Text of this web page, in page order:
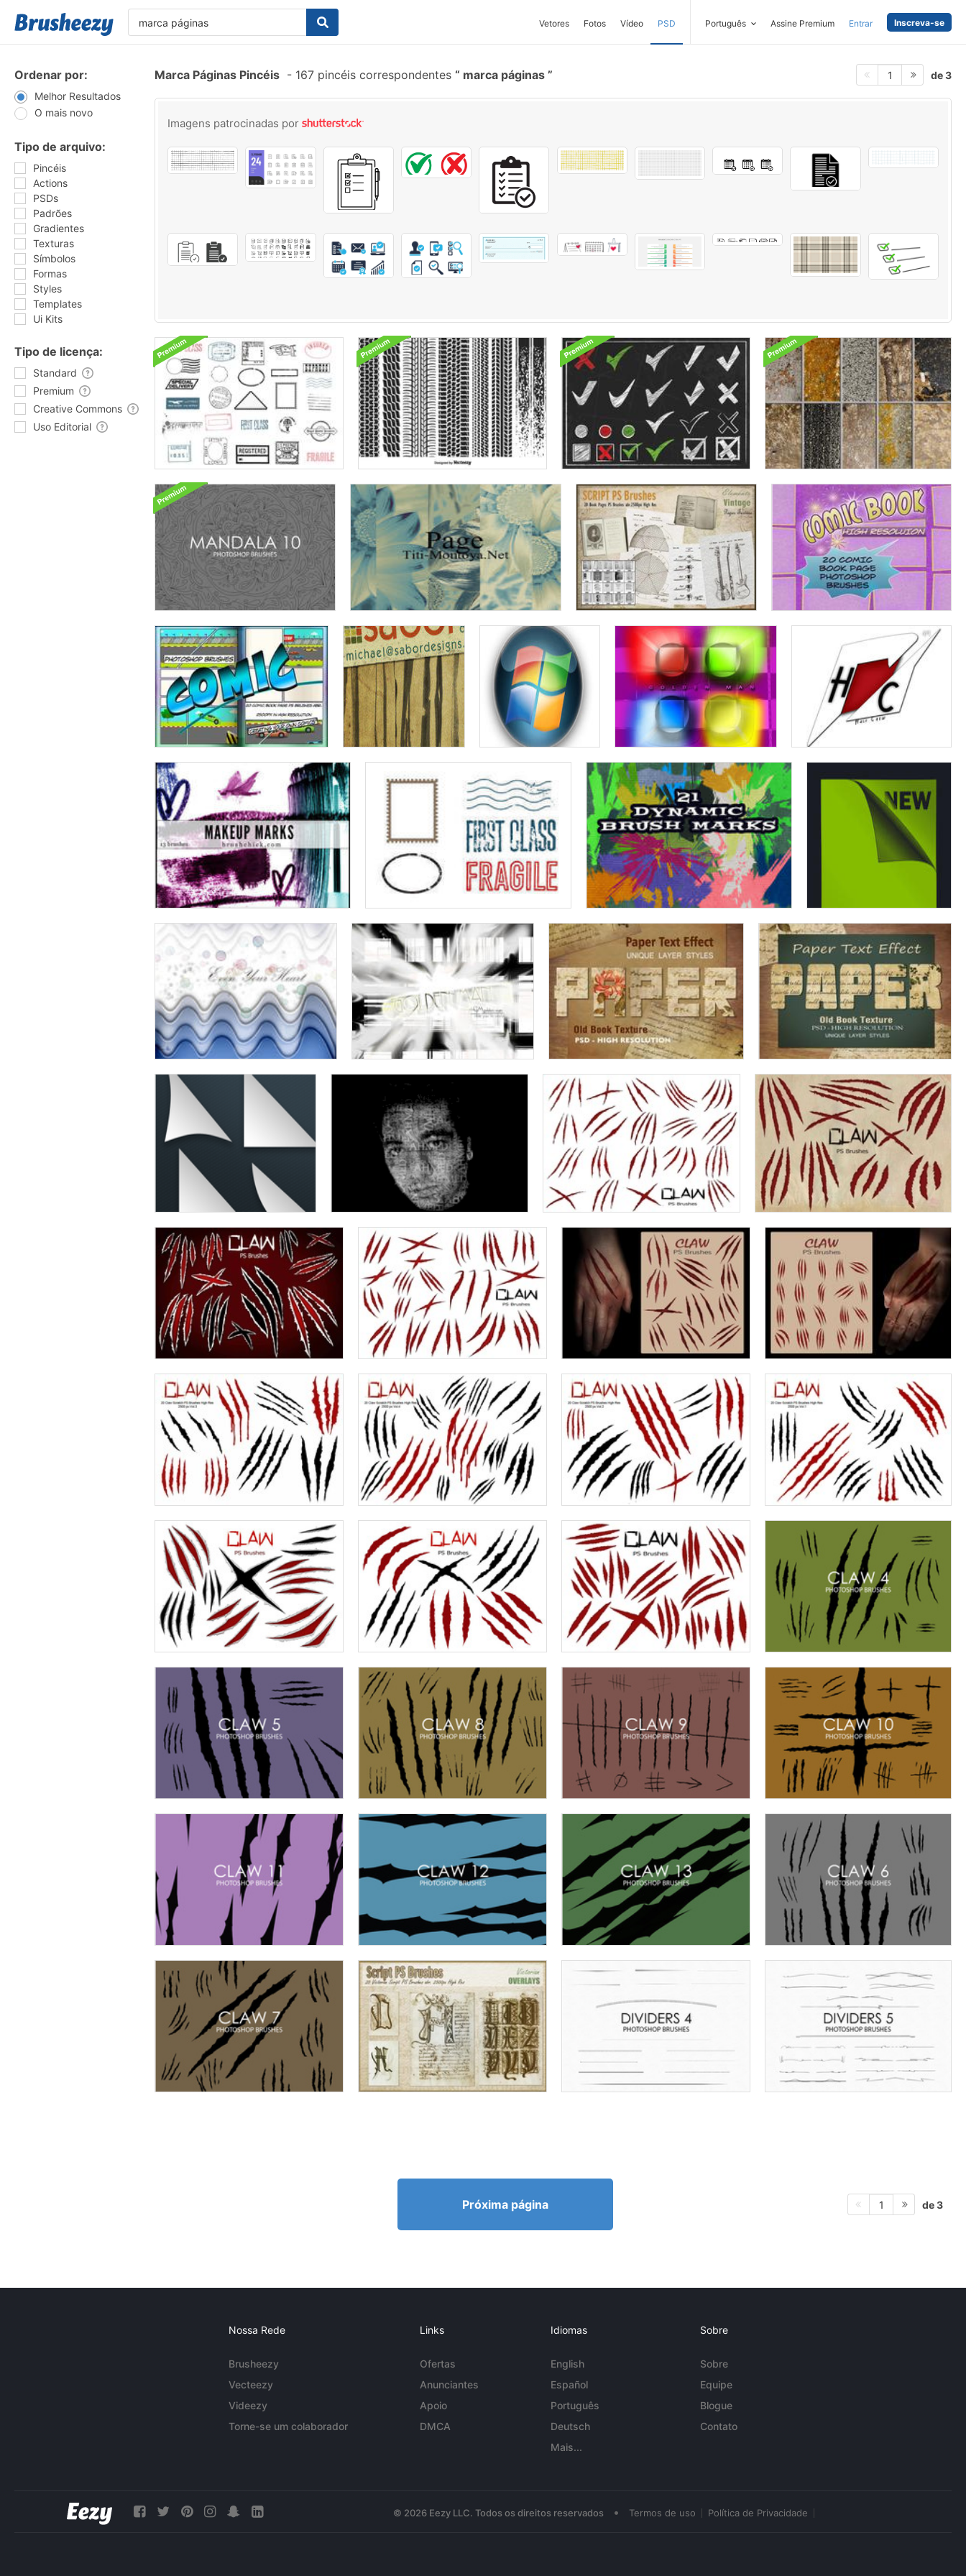
Vetores Fotos Vídeo PSD Português Assine Premium Entrar Inscreva-se
Ordenar por:
Melhor Resultados
O mais novo
Tipo de arquivo:
Pincéis
Actions
PSDs
Padrões
Gradientes
Texturas
Símbolos
Formas
Styles
Templates
Ui Kits
Tipo de licença:
Standard
Premium
Creative Commons
Uso Editorial
Marca Páginas Pincéis - 167 pincéis correspondentes marca páginas 1 de 3
Imagens patrocinadas por
Próxima página 1 de 3
Nossa Rede
Brusheezy
Vecteezy
Videezy
Torne-se um colaborador
Links
Ofertas
Anunciantes
Apoio
DMCA
Idiomas
English
Español
Português
Deutsch
Mais...
Sobre
Sobre
Equipe
Blogue
Contato
© 2026 Eezy LLC. Todos os direitos reservados • Termos de uso Política de Privacidade